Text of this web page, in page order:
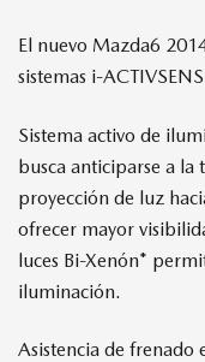
El nuevo Mazda6
sistemas i-
Sistema activo de
busca anticiparse a
proyección de luz
ofrecer mayor
luces Bi-Xenón*
iluminación.
Asistencia de frenado